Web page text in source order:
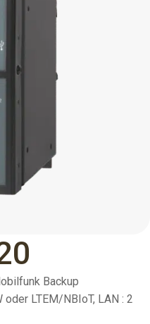
Backup
oder LTEM/NBIoT, LAN : 2